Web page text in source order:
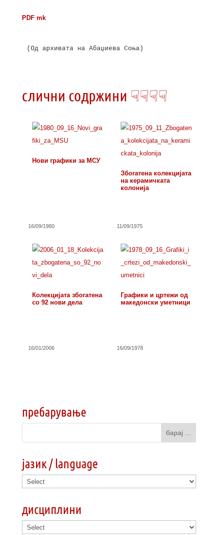
PDF mk
(Од архивата на Абаџиева Соња)
слични содржини ☟☟☟☟
Нови графики за МСУ
16/09/1980
Збогатена колекцијата
на керамичката
колонија
11/09/1975
Колекцијата збогатена
со 92 нови дела
16/01/2006
Графики и цртежи од
македонски уметници
16/09/1978
пребарување
јазик / language
дисциплини